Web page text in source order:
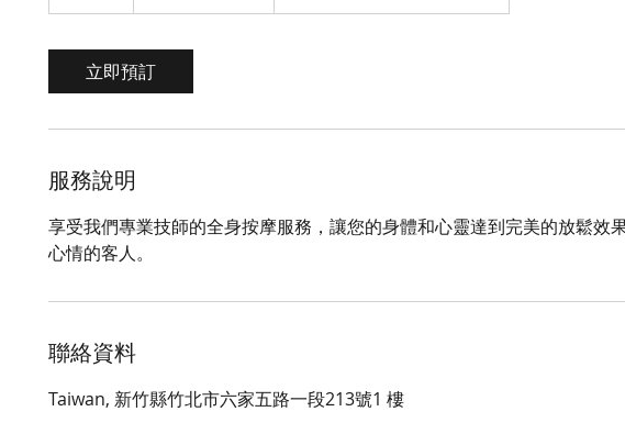
小
立即預訂
服務說明
享受我們專業技師的全身按摩服務，讓您的身體和心靈達到完美的放鬆效
心情的客人。
聯絡資料
Taiwan, 新竹縣竹北市六家五路一段213號1 樓